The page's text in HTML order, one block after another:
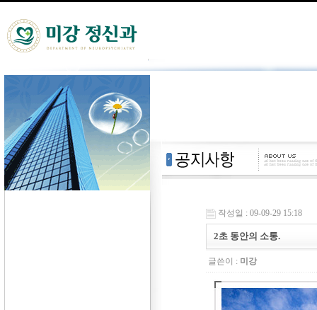
작성일 : 09-09-29 15:18
2초 동안의 소통.
글쓴이 : 미강